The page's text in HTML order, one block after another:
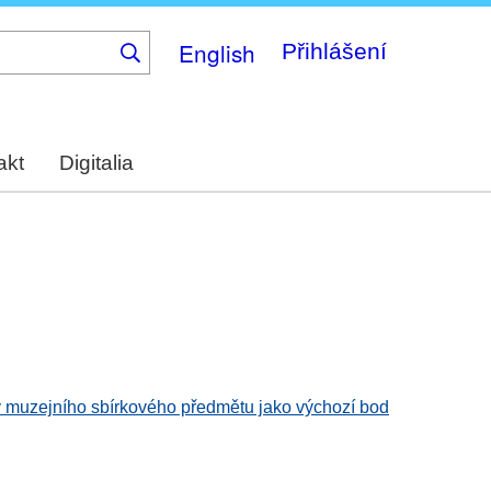
English Přihlášení
Digitalia
sbírkového předmětu jako výchozí bod